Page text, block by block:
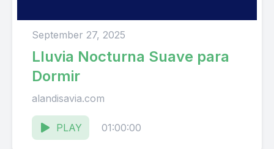
September 27, 2025
Lluvia Nocturna Suave para
Dormir
alandisavia.com
PLAY 01:00:00